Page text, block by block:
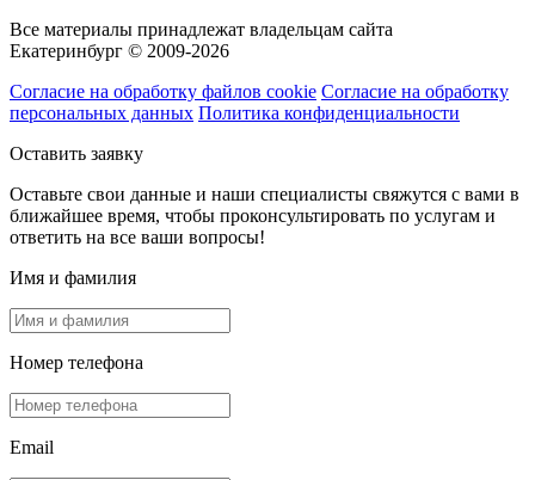
Все материалы принадлежат владельцам сайта
Екатеринбург © 2009-2026
Согласие на обработку файлов cookie Согласие на обработку
персональных данных Политика конфиденциальности
Оставить заявку
Оставьте свои данные и наши специалисты свяжутся с вами в
ближайшее время, чтобы проконсультировать по услугам и
ответить на все ваши вопросы!
Имя и фамилия
Номер телефона
Email